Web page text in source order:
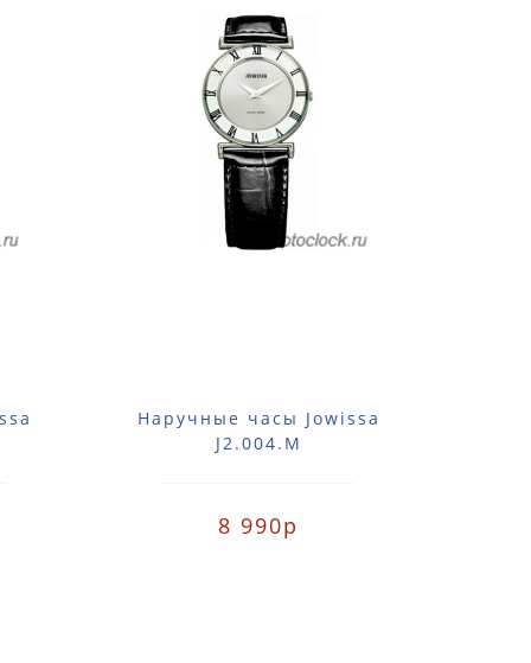
Наручные часы Jowissa
J2.004.M
8 990р